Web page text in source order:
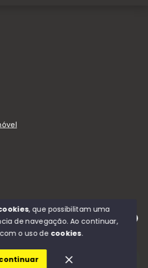
disponíveis para te ajudar.
- D'Casa Imóveis - Todos os
, que possibilitam uma
de navegação.Ao continuar,
o uso de cookies.